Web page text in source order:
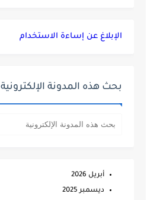
الإبلاغ عن إساءة الاستخدام
بحث هذه المدونة الإلكترونية
أبريل 2026
ديسمبر 2025